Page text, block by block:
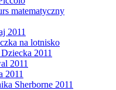
matematyczny
2011
na lotnisko
2011
2011
2011
Sherborne 2011